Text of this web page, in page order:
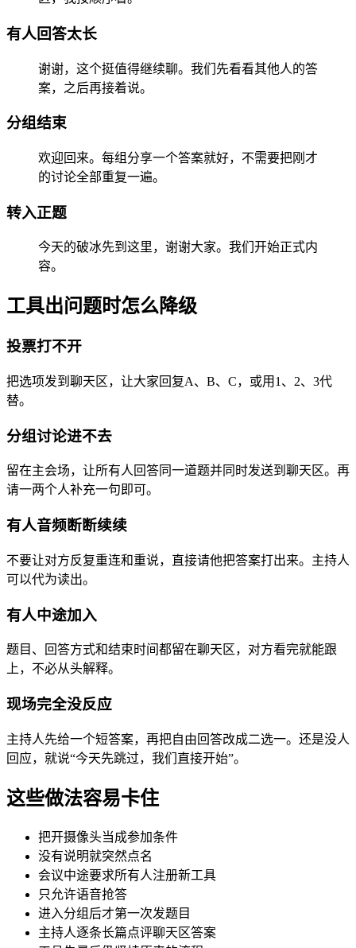
有人回答太长
谢谢，这个挺值得继续聊。我们先看看其他人的答
案，之后再接着说。
分组结束
欢迎回来。每组分享一个答案就好，不需要把刚才
的讨论全部重复一遍。
转入正题
今天的破冰先到这里，谢谢大家。我们开始正式内
容。
工具出问题时怎么降级
投票打不开
把选项发到聊天区，让大家回复A、B、C，或用1、2、3代
替。
分组讨论进不去
留在主会场，让所有人回答同一道题并同时发送到聊天区。再
请一两个人补充一句即可。
有人音频断断续续
不要让对方反复重连和重说，直接请他把答案打出来。主持人
可以代为读出。
有人中途加入
题目、回答方式和结束时间都留在聊天区，对方看完就能跟
上，不必从头解释。
现场完全没反应
主持人先给一个短答案，再把自由回答改成二选一。还是没人
回应，就说“今天先跳过，我们直接开始”。
这些做法容易卡住
把开摄像头当成参加条件
没有说明就突然点名
会议中途要求所有人注册新工具
只允许语音抢答
进入分组后才第一次发题目
主持人逐条长篇点评聊天区答案